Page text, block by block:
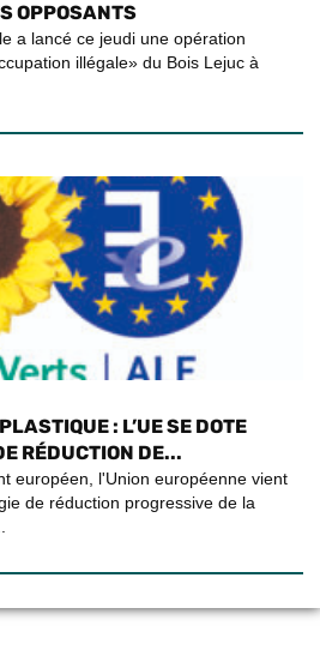
OPPOSANTS
a lancé ce jeudi une opération
illégale» du Bois Lejuc à
: L’UE SE DOTE
RÉDUCTION DE...
européen, l'Union européenne vient
de réduction progressive de la